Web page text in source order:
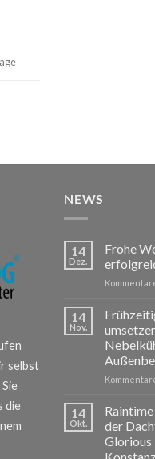
selbst
die
NEWS
14
Dez.
Frohe
14
Nov.
14
Okt.
der
Glorious
Konstanz